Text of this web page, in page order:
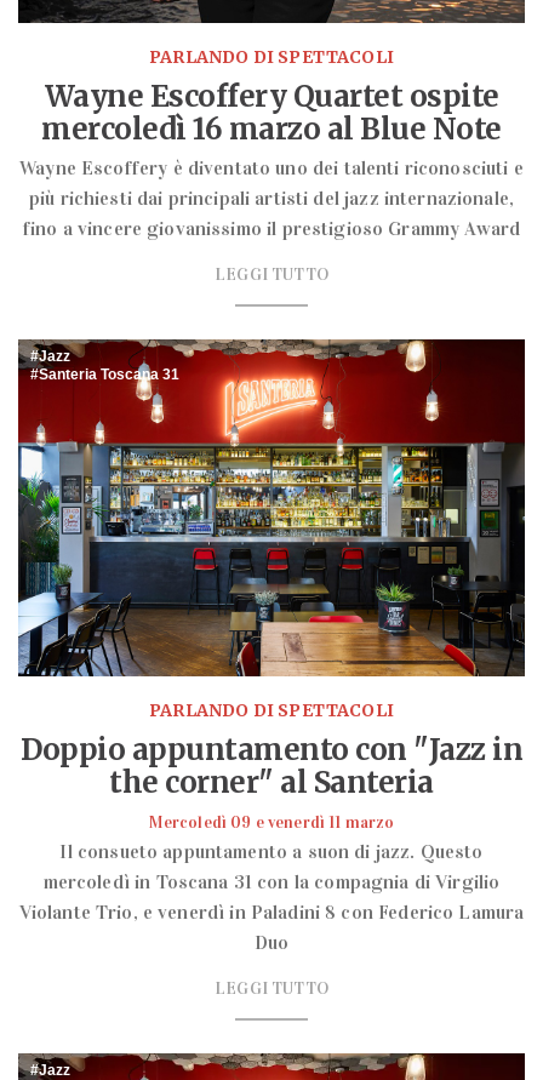
PARLANDO DI SPETTACOLI
Wayne Escoffery Quartet ospite
mercoledì 16 marzo al Blue Note
Wayne Escoffery è diventato uno dei talenti riconosciuti e
più richiesti dai principali artisti del jazz internazionale,
fino a vincere giovanissimo il prestigioso Grammy Award
LEGGI TUTTO
Jazz
Santeria Toscana 31
PARLANDO DI SPETTACOLI
Doppio appuntamento con "Jazz in
the corner" al Santeria
Mercoledì 09 e venerdì 11 marzo
Il consueto appuntamento a suon di jazz. Questo
mercoledì in Toscana 31 con la compagnia di Virgilio
Violante Trio, e venerdì in Paladini 8 con Federico Lamura
Duo
LEGGI TUTTO
Jazz